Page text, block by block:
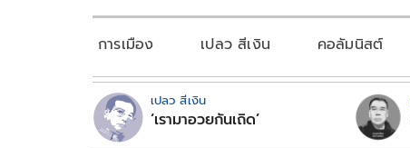
การเมือง เปลว สีเงิน คอลัมนิสต์
เปลว สีเงิน
‘เรามาอวยกันเถิด’